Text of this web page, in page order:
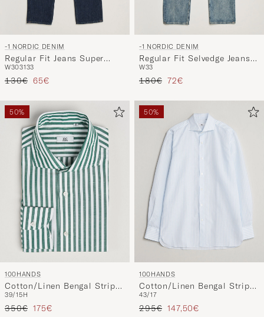
-1 NORDIC DENIM
Regular Fit Jeans Super
Dark
W303133
Reguliere prijs
130€ Verlaagd prijs
65€
-1 NORDIC DENIM
Regular Fit Selvedge Jeans
Summer Breeze
W33
Reguliere prijs
180€ Verlaagd prijs
72€
50%
100HANDS
Cotton/Linen Bengal Stripe
Shirt Green
39/15H
Reguliere prijs
350€ Verlaagd prijs
175€
50%
100HANDS
Cotton/Linen Bengal Stripe
Shirt Light Blue
43/17
Reguliere prijs
295€ Verlaagd prijs
147,50€